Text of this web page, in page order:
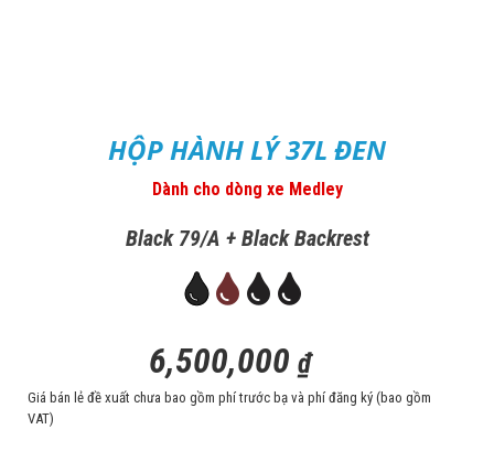
HỘP HÀNH LÝ 37L ĐEN
Dành cho dòng xe Medley
Black 79/A + Black Backrest
6,500,000 ₫
Giá bán lẻ đề xuất chưa bao gồm phí trước bạ và phí đăng ký (bao gồm
VAT)